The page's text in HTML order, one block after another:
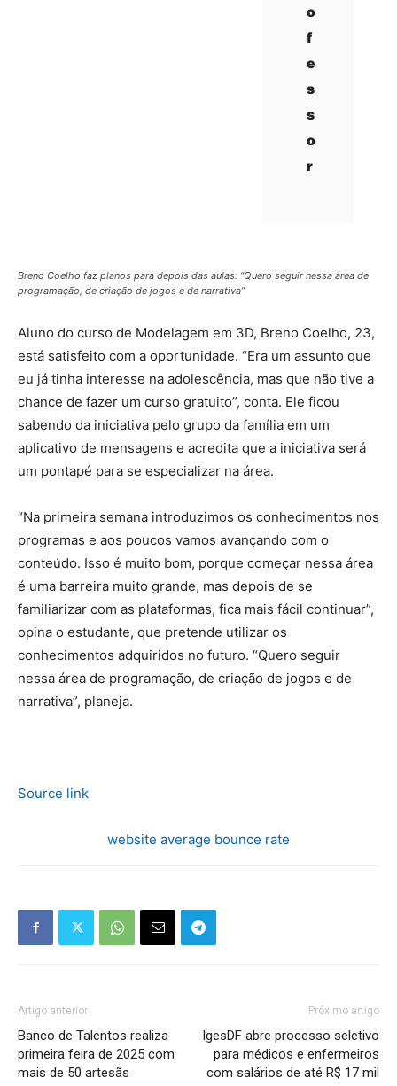
o
f
e
s
s
o
r
Breno Coelho faz planos para depois das aulas: “Quero seguir nessa área de
programação, de criação de jogos e de narrativa”
Aluno do curso de Modelagem em 3D, Breno Coelho, 23,
está satisfeito com a oportunidade. “Era um assunto que
eu já tinha interesse na adolescência, mas que não tive a
chance de fazer um curso gratuito”, conta. Ele ficou
sabendo da iniciativa pelo grupo da família em um
aplicativo de mensagens e acredita que a iniciativa será
um pontapé para se especializar na área.
“Na primeira semana introduzimos os conhecimentos nos
programas e aos poucos vamos avançando com o
conteúdo. Isso é muito bom, porque começar nessa área
é uma barreira muito grande, mas depois de se
familiarizar com as plataformas, fica mais fácil continuar”,
opina o estudante, que pretende utilizar os
conhecimentos adquiridos no futuro. “Quero seguir
nessa área de programação, de criação de jogos e de
narrativa”, planeja.
Source link
website average bounce rate
Artigo anterior
Banco de Talentos realiza
primeira feira de 2025 com
mais de 50 artesãs
Próximo artigo
IgesDF abre processo seletivo
para médicos e enfermeiros
com salários de até R$ 17 mil